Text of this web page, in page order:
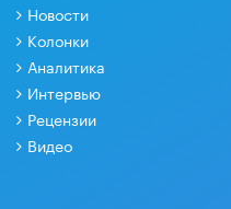
Новости
Колонки
Аналитика
Интервью
Рецензии
Видео